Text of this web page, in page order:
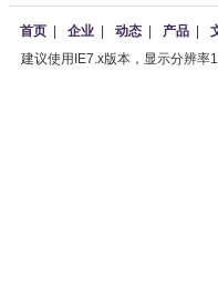
首页 企业 动态 产品
建议使用IE7.x版本，显示分辨